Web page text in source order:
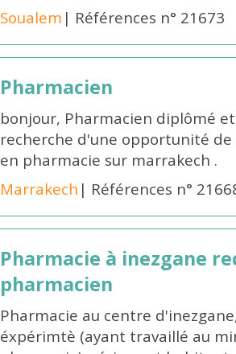
Soualem | Références n° 21673
Pharmacien
bonjour, Pharmacien diplômé
recherche d'une opportunité
en pharmacie sur marrakech .
Marrakech | Références n°
Pharmacie à inezgane
pharmacien
Pharmacie au centre
éxpérimtè (ayant travaillé au